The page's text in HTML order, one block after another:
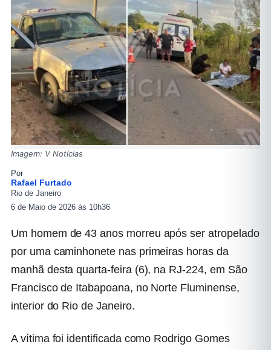
Imagem: V Notícias
Por
Rafael Furtado
Rio de Janeiro
6 de Maio de 2026 às 10h36
Um homem de 43 anos morreu após ser atropelado
por uma caminhonete nas primeiras horas da
manhã desta quarta-feira (6), na RJ-224, em São
Francisco de Itabapoana, no Norte Fluminense,
interior do Rio de Janeiro.
A vítima foi identificada como Rodrigo Gomes